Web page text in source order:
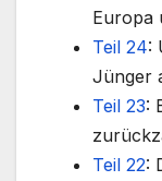
Europa
Teil 24:
Jünger
Teil 23:
Teil 22: